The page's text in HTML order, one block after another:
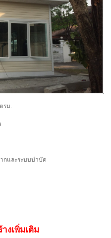
รม.
กและระบบบำบัด
งเพิ่มเติม